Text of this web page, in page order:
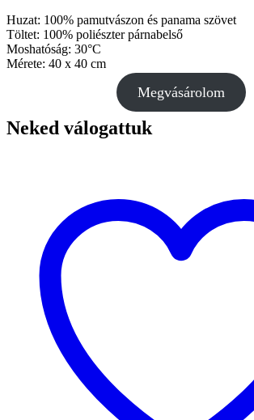
Huzat: 100% pamutvászon és panama szövet
Töltet: 100% poliészter párnabelső
Moshatóság: 30°C
Mérete: 40 x 40 cm
Megvásárolom
Neked válogattuk